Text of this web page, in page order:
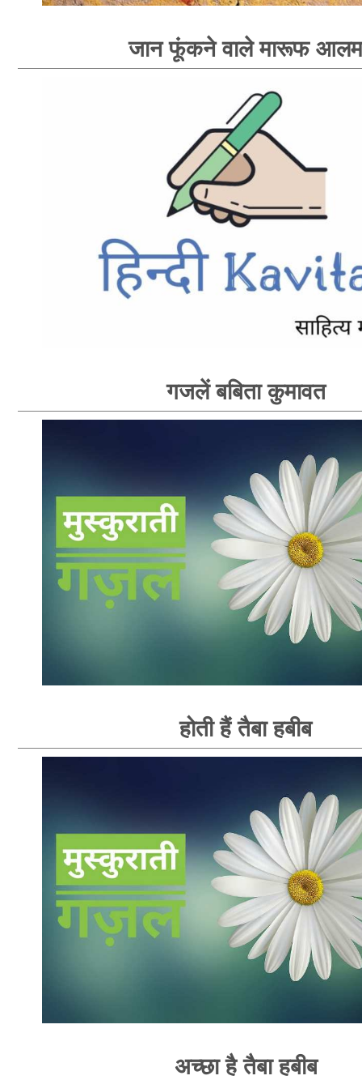
जान फूंकने वाले मारूफ आलम
गजलें बबिता कुमावत
होती हैं तैबा हबीब
अच्छा है तैबा हबीब